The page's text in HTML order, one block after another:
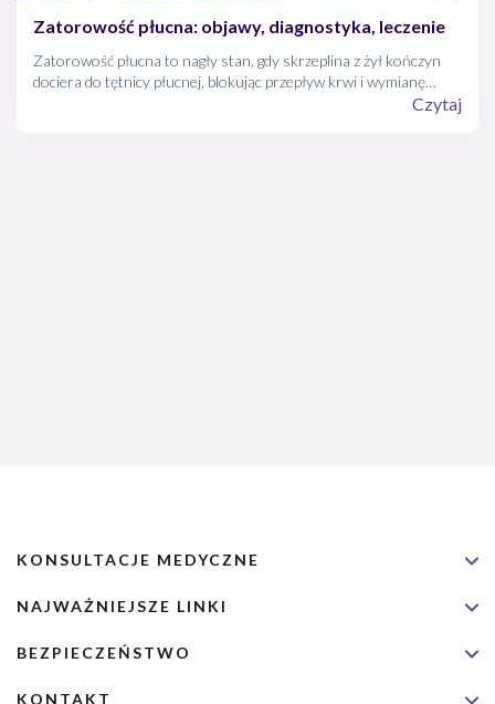
Zatorowość płucna: objawy, diagnostyka, leczenie
Zatorowość płucna to nagły stan, gdy skrzeplina z żył kończyn
dociera do tętnicy płucnej, blokując przepływ krwi i wymianę
tlenu. Objawy bywają zdradliwe, bo imitują astmę lub zawał.Czytaj
KONSULTACJE MEDYCZNE
NAJWAŻNIEJSZE LINKI
BEZPIECZEŃSTWO
KONTAKT